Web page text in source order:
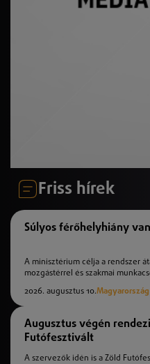
Friss hírek
Súlyos férőhelyhiány
A minisztérium célja a rendszer
mozgástérrel és szakmai
2026. augusztus 10.Magyarország
Augusztus végén
Futófesztivált
A szervezők idén is a Zöld